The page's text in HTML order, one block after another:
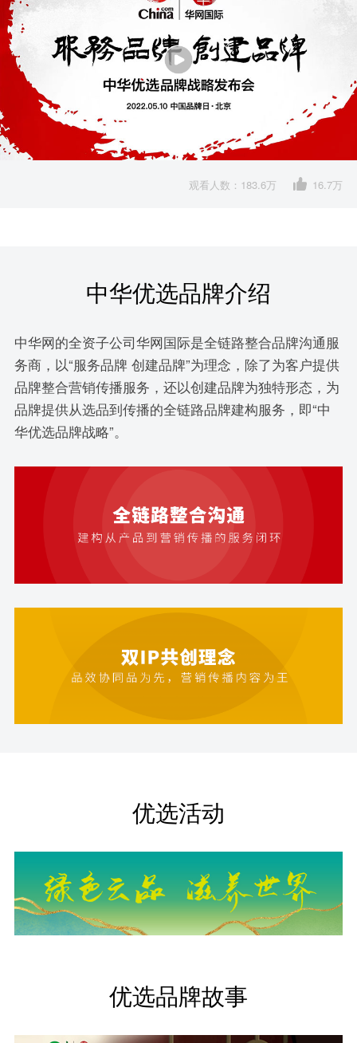
观看人数：183.6万 16.7万
中华优选品牌介绍
中华网的全资子公司华网国际是全链路整合品牌沟通服
务商，以“服务品牌 创建品牌”为理念，除了为客户提供
品牌整合营销传播服务，还以创建品牌为独特形态，为
品牌提供从选品到传播的全链路品牌建构服务，即“中
华优选品牌战略”。
优选活动
优选品牌故事